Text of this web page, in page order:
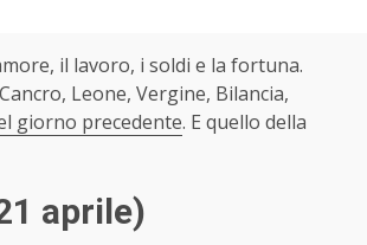
il lavoro, i soldi e la fortuna.
Leone, Vergine, Bilancia,
giorno precedente. E quello della
aprile)